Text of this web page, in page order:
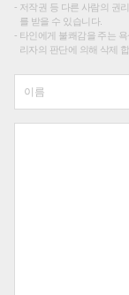
저작권 등 다른 사람의 권
를 받을 수 있습니다.
타인에게 불쾌감을 주는
리자의 판단에 의해 삭제